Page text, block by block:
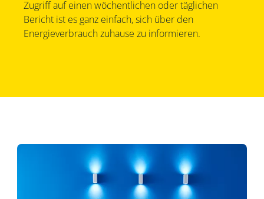
Zugriff auf einen wöchentlichen oder täglichen
Bericht ist es ganz einfach, sich über den
Energieverbrauch zuhause zu informieren.